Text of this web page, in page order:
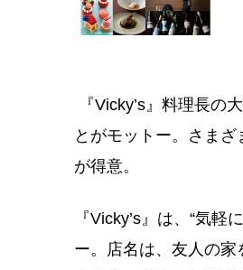
『Vicky’s』料理長の
とがモットー。さま
が得意。
『Vicky’s』は、“気
ー。店名は、友人の